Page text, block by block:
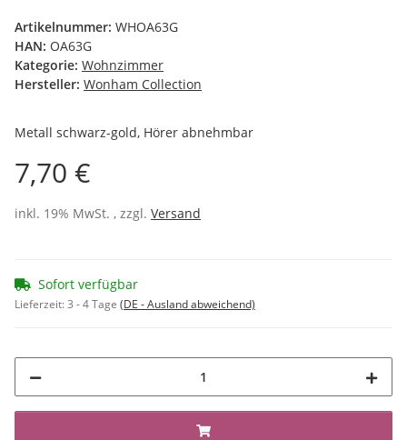
Artikelnummer: WHOA63G
HAN: OA63G
Kategorie: Wohnzimmer
Hersteller: Wonham Collection
Metall schwarz-gold, Hörer abnehmbar
7,70 €
inkl. 19% MwSt. , zzgl. Versand
Sofort verfügbar
Lieferzeit:3 - 4 Tage (DE - Ausland abweichend)